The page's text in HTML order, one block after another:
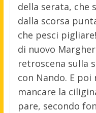
della serata, che
dalla scorsa
che pesci
di nuovo
retroscena sulla
con Nando. E
mancare la
pare, secondo